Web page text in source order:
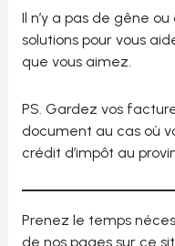
Il n’y a pas de gêne
solutions pour vous
que vous aimez.
PS. Gardez vos
document au cas où
crédit d’impôt au
Prenez le temps
de nos pages sur ce